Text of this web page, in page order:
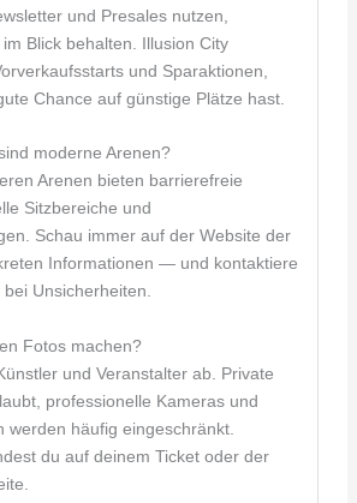
und Presales nutzen,
Blick behalten. Illusion City
und Sparaktionen,
Chance auf günstige Plätze hast.
moderne Arenen?
Arenen bieten barrierefreie
Sitzbereiche und
Schau immer auf der Website der
Informationen — und kontaktiere
Unsicherheiten.
Fotos machen?
und Veranstalter ab. Private
professionelle Kameras und
werden häufig eingeschränkt.
du auf deinem Ticket oder der